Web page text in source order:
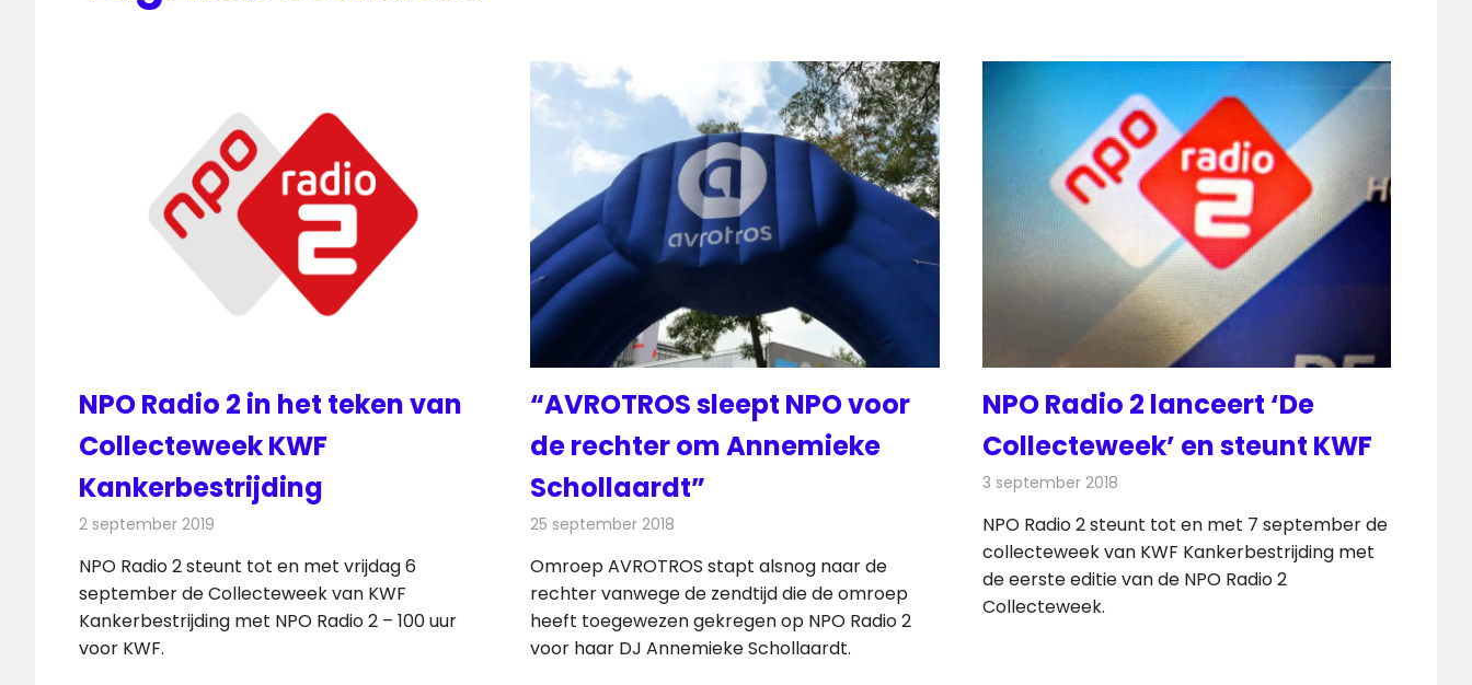
NPO Radio 2 in het teken van
Collecteweek KWF
Kankerbestrijding
2 september 2019
NPO Radio 2 steunt tot en met vrijdag 6
september de Collecteweek van KWF
Kankerbestrijding met NPO Radio 2 – 100 uur
voor KWF.
“AVROTROS sleept NPO voor
de rechter om Annemieke
Schollaardt”
25 september 2018
Omroep AVROTROS stapt alsnog naar de
rechter vanwege de zendtijd die de omroep
heeft toegewezen gekregen op NPO Radio 2
voor haar DJ Annemieke Schollaardt.
NPO Radio 2 lanceert ‘De
Collecteweek’ en steunt KWF
3 september 2018
NPO Radio 2 steunt tot en met 7 september de
collecteweek van KWF Kankerbestrijding met
de eerste editie van de NPO Radio 2
Collecteweek.